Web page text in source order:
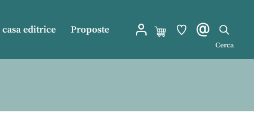
casa editrice Proposte
Cerca